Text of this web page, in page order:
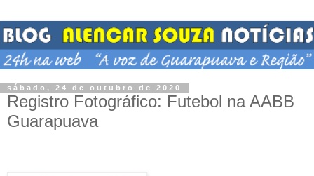
sábado, 24 de outubro de 2020
Registro Fotográfico: Futebol na AABB
Guarapuava